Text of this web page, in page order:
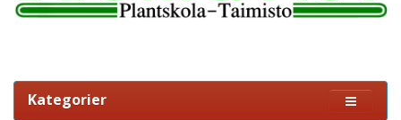
Kategorier